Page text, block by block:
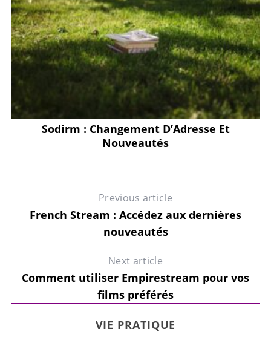
Sodirm : Changement D’Adresse Et
Nouveautés
Previous article
French Stream : Accédez aux dernières
nouveautés
Next article
Comment utiliser Empirestream pour vos
films préférés
VIE PRATIQUE